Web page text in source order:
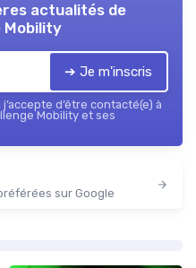
actualités de
Mobility
➔ Je m'inscris
d’être contacté(e) à
Mobility et ses
sur Google